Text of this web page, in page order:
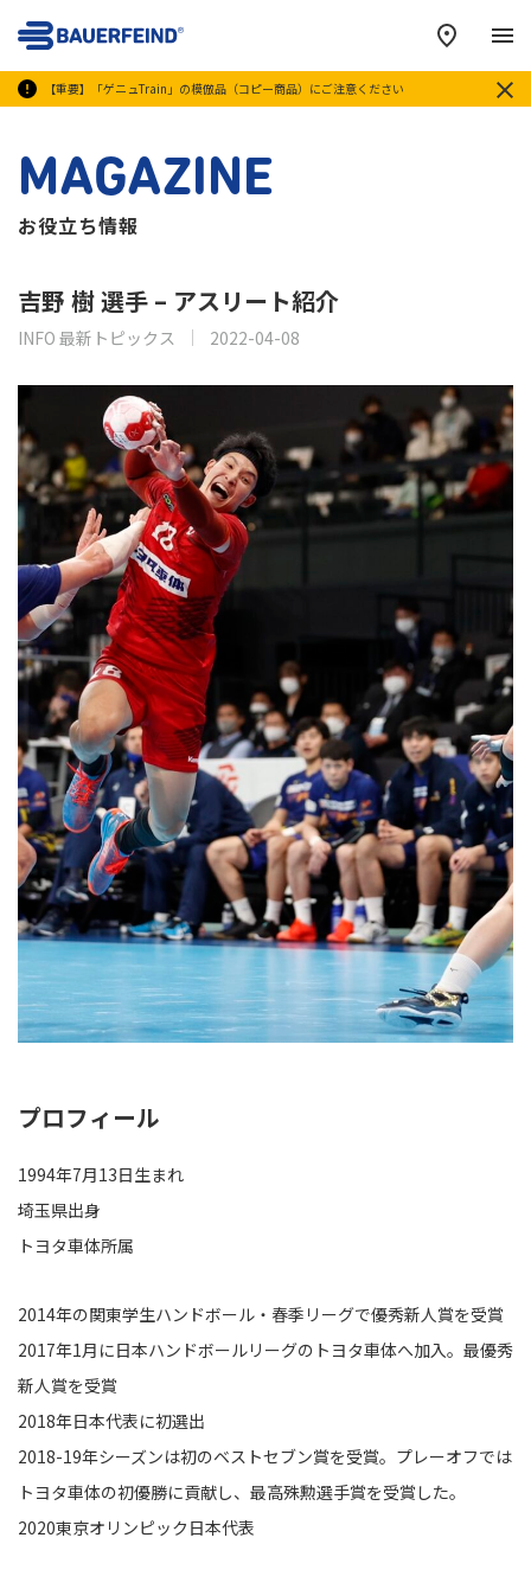
【重要】「ゲニュTrain」の模倣品（コピー商品）にご注意ください
メ
MAGAZINE
お役立ち情報
吉野 樹 選手 – アスリート紹介
INFO 最新トピックス 2022-04-08
プロフィール
1994年7月13日生まれ
埼玉県出身
トヨタ車体所属
2014年の関東学生ハンドボール・春季リーグで優秀新人賞を受賞
2017年1月に日本ハンドボールリーグのトヨタ車体へ加入。最優秀
新人賞を受賞
2018年日本代表に初選出
2018-19年シーズンは初のベストセブン賞を受賞。プレーオフでは
トヨタ車体の初優勝に貢献し、最高殊勲選手賞を受賞した。
2020東京オリンピック日本代表